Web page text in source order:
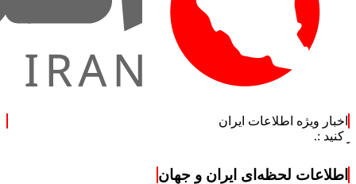
اخبار ویژه اطلاعات ایران
اطلاعات لحظه‌ای ایران و جهان